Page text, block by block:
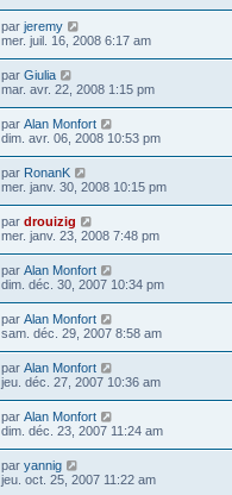
par jeremy
mer. juil. 16, 2008 6:17 am
par Giulia
mar. avr. 22, 2008 1:15 pm
par Alan Monfort
dim. avr. 06, 2008 10:53 pm
par RonanK
mer. janv. 30, 2008 10:15 pm
par drouizig
mer. janv. 23, 2008 7:48 pm
par Alan Monfort
dim. déc. 30, 2007 10:34 pm
par Alan Monfort
sam. déc. 29, 2007 8:58 am
par Alan Monfort
jeu. déc. 27, 2007 10:36 am
par Alan Monfort
dim. déc. 23, 2007 11:24 am
par yannig
jeu. oct. 25, 2007 11:22 am